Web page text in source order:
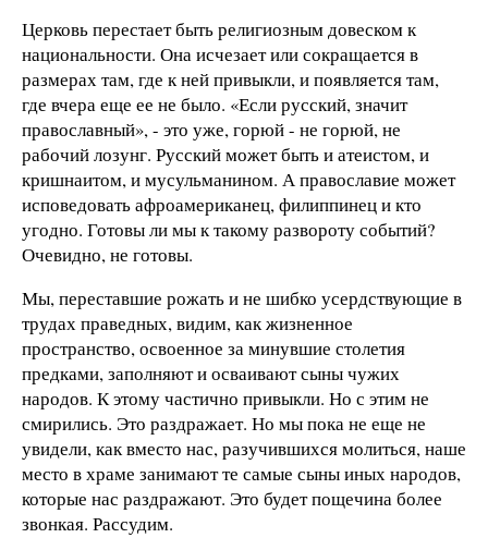
Церковь перестает быть религиозным довеском к
национальности. Она исчезает или сокращается в
размерах там, где к ней привыкли, и появляется там,
где вчера еще ее не было. «Если русский, значит
православный», - это уже, горюй - не горюй, не
рабочий лозунг. Русский может быть и атеистом, и
кришнаитом, и мусульманином. А православие может
исповедовать афроамериканец, филиппинец и кто
угодно. Готовы ли мы к такому развороту событий?
Очевидно, не готовы.
Мы, переставшие рожать и не шибко усердствующие в
трудах праведных, видим, как жизненное
пространство, освоенное за минувшие столетия
предками, заполняют и осваивают сыны чужих
народов. К этому частично привыкли. Но с этим не
смирились. Это раздражает. Но мы пока не еще не
увидели, как вместо нас, разучившихся молиться, наше
место в храме занимают те самые сыны иных народов,
которые нас раздражают. Это будет пощечина более
звонкая. Рассудим.